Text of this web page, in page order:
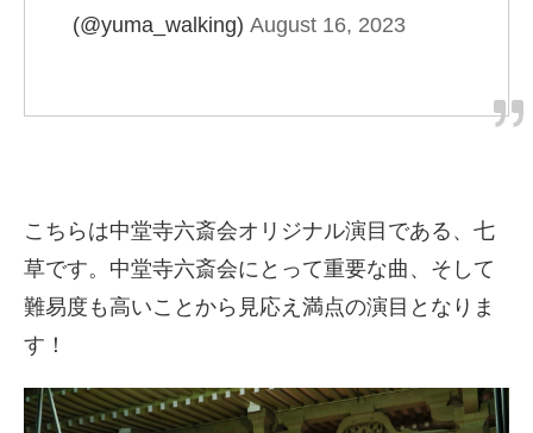
(@yuma_walking) August 16, 2023
こちらは中堂寺六斎会オリジナル演目である、七
草です。中堂寺六斎会にとって重要な曲、そして
難易度も高いことから見応え満点の演目となりま
す！